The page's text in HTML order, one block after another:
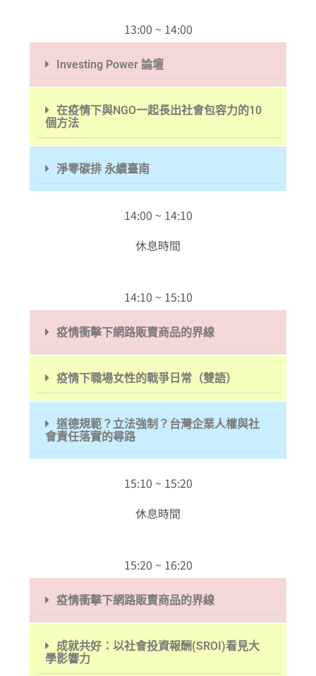
13:00 ~ 14:00
Investing Power 論壇
在疫情下與NGO一起長出社會包容力的10
個方法
淨零碳排 永續臺南
14:00 ~ 14:10
休息時間
14:10 ~ 15:10
疫情衝擊下網路販賣商品的界線
疫情下職場女性的戰爭日常（雙語）
道德規範？立法強制？台灣企業人權與社
會責任落實的尋路
15:10 ~ 15:20
休息時間
15:20 ~ 16:20
疫情衝擊下網路販賣商品的界線
成就共好：以社會投資報酬(SROI)看見大
學影響力